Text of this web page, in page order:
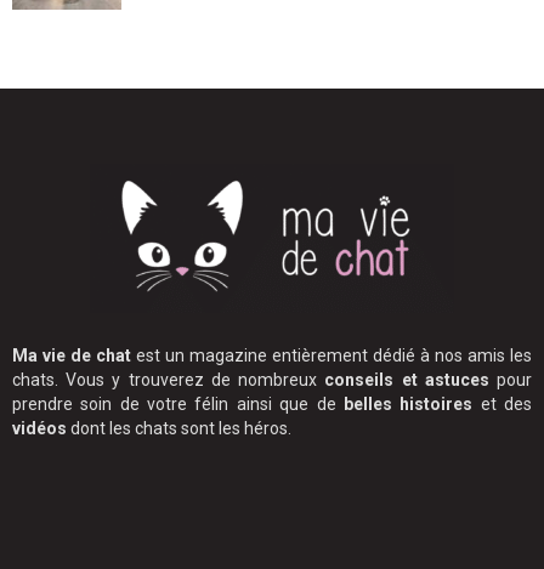
Ma vie de chat est un magazine entièrement dédié à nos amis les
chats. Vous y trouverez de nombreux conseils et astuces pour
prendre soin de votre félin ainsi que de belles histoires et des
vidéos dont les chats sont les héros.